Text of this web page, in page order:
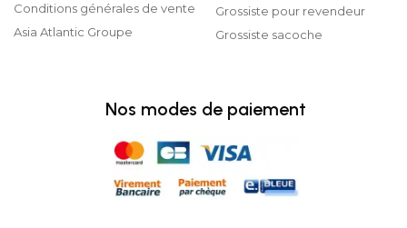
Conditions générales de vente
Asia Atlantic Groupe
Grossiste pour revendeur
Grossiste sacoche
Nos modes de paiement